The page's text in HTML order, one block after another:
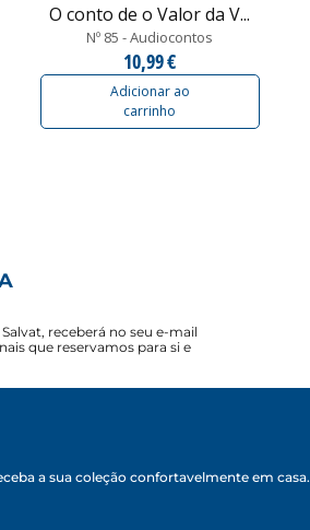
O conto de o Valor da V...
Nº 85 - Audiocontos
10,99 €
Adicionar ao
carrinho
receberá no seu e-mail
que reservamos para si e
a sua coleção confortavelmente em casa.